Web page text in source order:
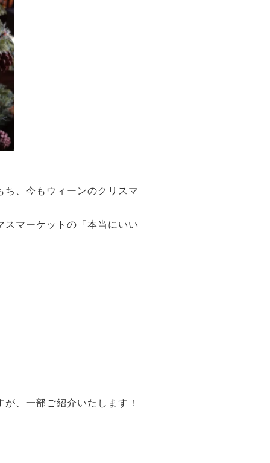
ち、今もウィーンのクリスマ
スマーケットの「本当にいい
、一部ご紹介いたします！